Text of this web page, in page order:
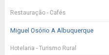
Restauração - Cafés
Miguel Osório A Albuquerque
Hotelaria - Turismo Rural